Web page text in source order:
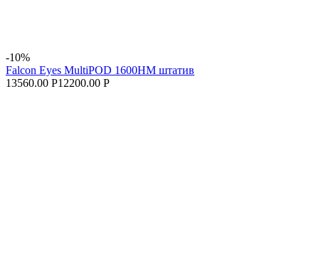
-10%
Falcon Eyes MultiPOD 1600HM штатив
13560.00 Р12200.00 Р